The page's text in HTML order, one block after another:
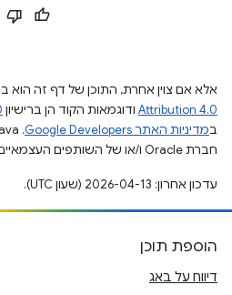
אלא אם צוין אחרת, התוכן של דף זה הוא
Attribution 4.0 ודוגמאות הקוד הן ברישיון
במדיניות האתר Google Developers‏
חברת Oracle ו/או של השותפים העצמאיים שלה.
עדכון אחרון: 2026-04-13 (שעון UTC).
הוספת תוכן
דיווח על באג